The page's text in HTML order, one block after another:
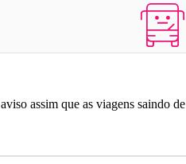
assim que as viagens saindo de